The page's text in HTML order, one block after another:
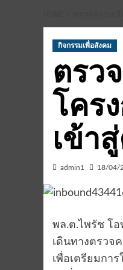
กิจกรรมเพื่อสังคม
ตรว
โคร
เข้า
admin1 18/04/
พล.ต.ไพรัช โ
เดินทางตรวจ
เพื่อเตรียมกา